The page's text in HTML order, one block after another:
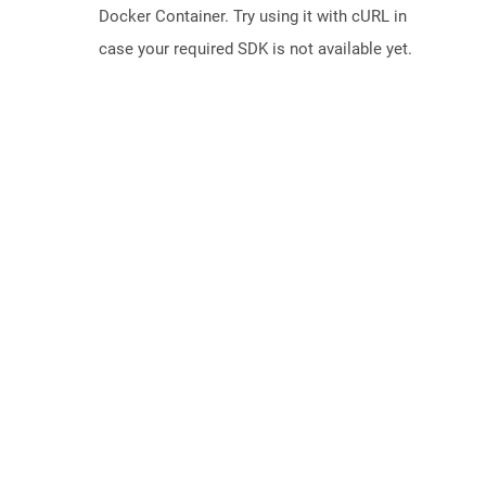
Docker Container. Try using it with cURL in
case your required SDK is not available yet.